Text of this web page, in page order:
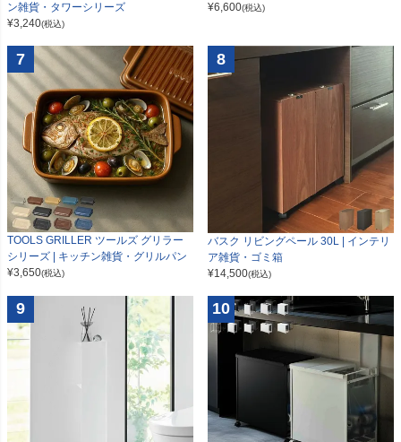
ン雑貨・タワーシリーズ
¥3,240(税込)
¥6,600(税込)
7
TOOLS GRILLER ツールズ グリラー
シリーズ | キッチン雑貨・グリルパン
¥3,650(税込)
8
バスク リビングペール 30L | インテリ
ア雑貨・ゴミ箱
¥14,500(税込)
9 10